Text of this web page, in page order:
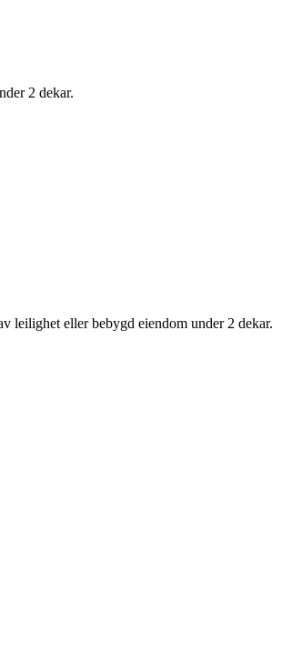
2 dekar.
leilighet eller bebygd eiendom under 2 dekar.